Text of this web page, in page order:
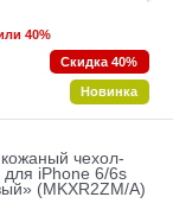
40%
Скидка 40%
Новинка
чехол-
для iPhone 6/6s
(MKXR2ZM/A)